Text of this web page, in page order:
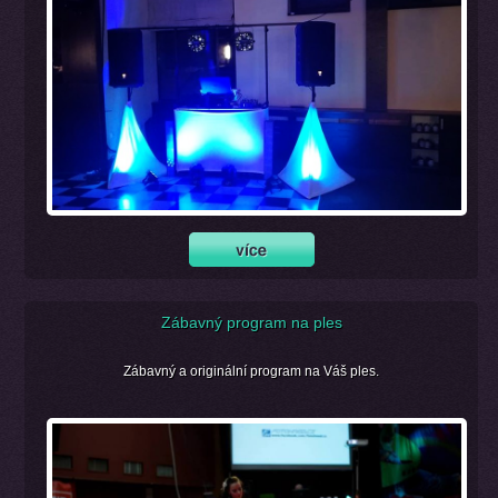
Zábavný program na ples
Zábavný a originální program na Váš ples.